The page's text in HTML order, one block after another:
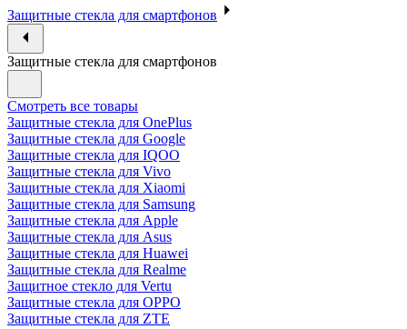
Защитные стекла для смартфонов
Защитные стекла для смартфонов
Смотреть все товары
Защитные стекла для OnePlus
Защитные стекла для Google
Защитные стекла для IQOO
Защитные стекла для Vivo
Защитные стекла для Xiaomi
Защитные стекла для Samsung
Защитные стекла для Apple
Защитные стекла для Asus
Защитные стекла для Huawei
Защитные стекла для Realme
Защитное стекло для Vertu
Защитные стекла для OPPO
Защитные стекла для ZTE